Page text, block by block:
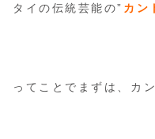
タイの伝統芸能の” カン
ってことでまずは、カ